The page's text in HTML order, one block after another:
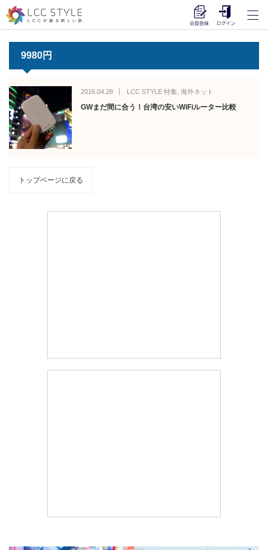
9980円
2016.04.28 LCC STYLE 特集, 海外ネット
GWまだ間に合う！台湾の安いWiFiルーター比較
トップページに戻る